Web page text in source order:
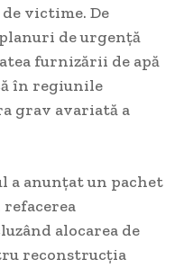
victime. De
de urgență
furnizării de apă
în regiunile
grav avariată a
a anunțat un pachet
alocarea de
reconstrucția